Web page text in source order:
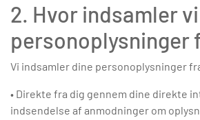
2. Hvor indsamler
personoplysninger
Vi indsamler dine personoplysninger
• Direkte fra dig gennem dine direkte
indsendelse af anmodninger om